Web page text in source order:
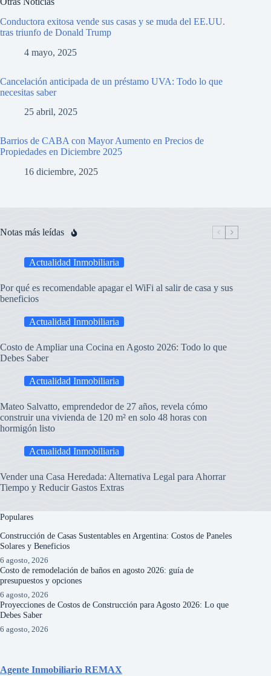
Conductora exitosa vende sus casas y se muda del EE.UU.
tras triunfo de Donald Trump
4 mayo, 2025
Cancelación anticipada de un préstamo UVA: Todo lo que
necesitas saber
25 abril, 2025
Barrios de CABA con Mayor Aumento en Precios de
Propiedades en Diciembre 2025
16 diciembre, 2025
Notas más leídas
Actualidad Inmobiliaria
Por qué es recomendable apagar el WiFi al salir de casa y sus
beneficios
Actualidad Inmobiliaria
Costo de Ampliar una Cocina en Agosto 2026: Todo lo que
Debes Saber
Actualidad Inmobiliaria
Mateo Salvatto, emprendedor de 27 años, revela cómo
construir una vivienda de 120 m² en solo 48 horas con
hormigón listo
Actualidad Inmobiliaria
Vender una Casa Heredada: Alternativa Legal para Ahorrar
Tiempo y Reducir Gastos Extras
Populares
Construcción de Casas Sustentables en Argentina: Costos de Paneles
Solares y Beneficios
6 agosto, 2026
Costo de remodelación de baños en agosto 2026: guía de
presupuestos y opciones
6 agosto, 2026
Proyecciones de Costos de Construcción para Agosto 2026: Lo que
Debes Saber
6 agosto, 2026
Agente Inmobiliario REMAX